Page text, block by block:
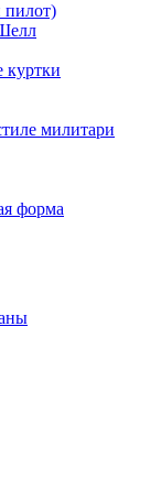
пилот)
куртки
милитари
форма